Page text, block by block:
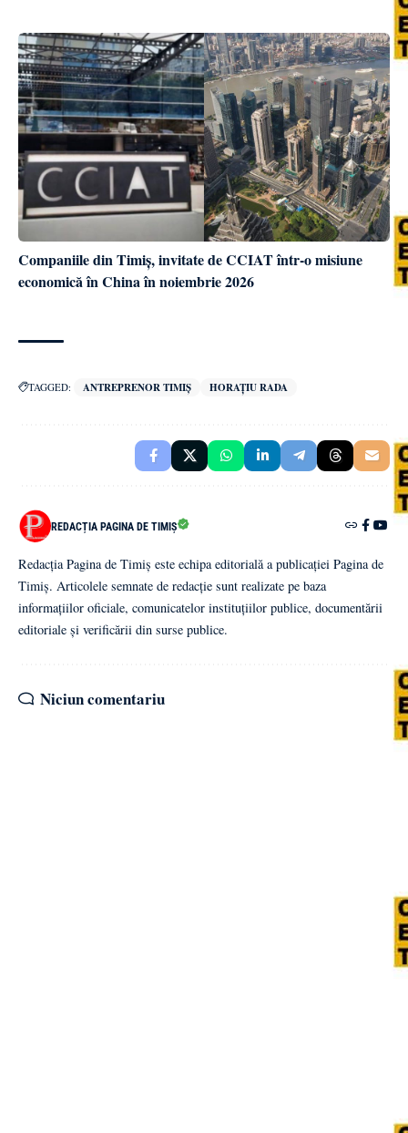
Companiile din Timiș, invitate de CCIAT într-o misiune
economică în China în noiembrie 2026
TAGGED: ANTREPRENOR TIMIȘ HORAȚIU RADA
REDACȚIA PAGINA DE TIMIȘ
Redacția Pagina de Timiș este echipa editorială a publicației Pagina de
Timiș. Articolele semnate de redacție sunt realizate pe baza
informațiilor oficiale, comunicatelor instituțiilor publice, documentării
editoriale și verificării din surse publice.
Niciun comentariu